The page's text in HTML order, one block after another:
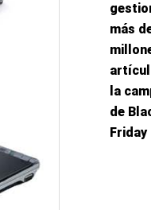
más
la
de
Friday